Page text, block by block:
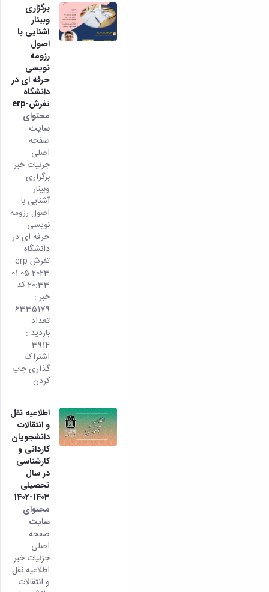
برگزاری
وبینار
آشنایی با
اصول
رزومه
نویسی
حرفه ای در
دانشگاه
تفرش-erp
محتوای
سایت
صفحه
اصلی
جزئیات خبر
برگزاری
وبینار
آشنایی با
اصول رزومه
نویسی
حرفه ای در
دانشگاه
تفرش-erp
01 05 2023
20:33 کد
خبر :
6335179
تعداد
بازدید :
3914
اشتراک
گذاری چاپ
کردن
اطلاعیه نقل
و انتقالات
دانشجویان
کاردانی و
کارشناسی
در سال
تحصیلی
1403-1402
محتوای
سایت
صفحه
اصلی
جزئیات خبر
اطلاعیه نقل
و انتقالات